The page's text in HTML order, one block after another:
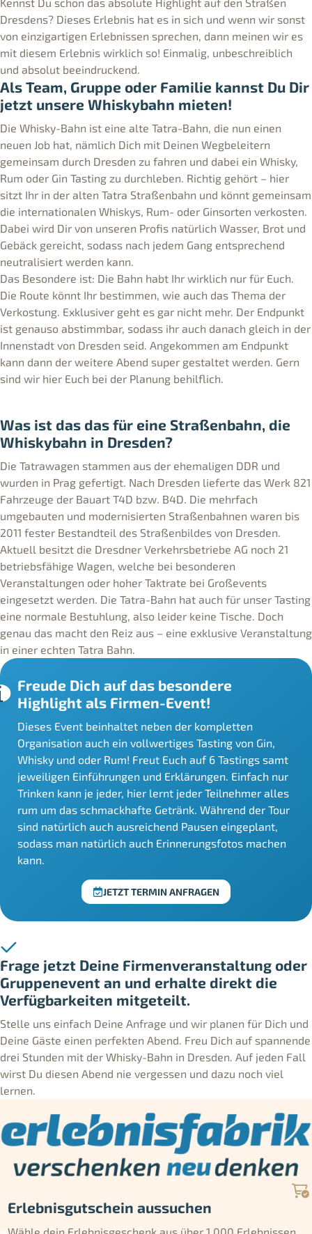
Dresdens? Dieses Erlebnis hat es in sich und wenn wir sonst
von einzigartigen Erlebnissen sprechen, dann meinen wir es
mit diesem Erlebnis wirklich so! Einmalig, unbeschreiblich
und absolut beeindruckend.
Als Team, Gruppe oder Familie kannst Du Dir
jetzt unsere Whiskybahn mieten!
Die Whisky-Bahn ist eine alte Tatra-Bahn, die nun einen
neuen Job hat, nämlich Dich mit Deinen Wegbeleitern
gemeinsam durch Dresden zu fahren und dabei ein Whisky,
Rum oder Gin Tasting zu durchleben. Richtig gehört – hier
sitzt Ihr in der alten Tatra Straßenbahn und könnt gemeinsam
die internationalen Whiskys, Rum- oder Ginsorten verkosten.
Dabei wird Dir von unseren Profis natürlich Wasser, Brot und
Gebäck gereicht, sodass nach jedem Gang entsprechend
neutralisiert werden kann.
Das Besondere ist: Die Bahn habt Ihr wirklich nur für Euch.
Die Route könnt Ihr bestimmen, wie auch das Thema der
Verkostung. Exklusiver geht es gar nicht mehr. Der Endpunkt
ist genauso abstimmbar, sodass ihr auch danach gleich in der
Innenstadt von Dresden seid. Angekommen am Endpunkt
kann dann der weitere Abend super gestaltet werden. Gern
sind wir hier Euch bei der Planung behilflich.
Was ist das das für eine Straßenbahn, die
Whiskybahn in Dresden?
Die Tatrawagen stammen aus der ehemaligen DDR und
wurden in Prag gefertigt. Nach Dresden lieferte das Werk 821
Fahrzeuge der Bauart T4D bzw. B4D. Die mehrfach
umgebauten und modernisierten Straßenbahnen waren bis
2011 fester Bestandteil des Straßenbildes von Dresden.
Aktuell besitzt die Dresdner Verkehrsbetriebe AG noch 21
betriebsfähige Wagen, welche bei besonderen
Veranstaltungen oder hoher Taktrate bei Großevents
eingesetzt werden. Die Tatra-Bahn hat auch für unser Tasting
eine normale Bestuhlung, also leider keine Tische. Doch
genau das macht den Reiz aus – eine exklusive Veranstaltung
in einer echten Tatra Bahn.
Freude Dich auf das besondere
Highlight als Firmen-Event!
Dieses Event beinhaltet neben der kompletten
Organisation auch ein vollwertiges Tasting von Gin,
Whisky und oder Rum! Freut Euch auf 6 Tastings samt
jeweiligen Einführungen und Erklärungen. Einfach nur
Trinken kann je jeder, hier lernt jeder Teilnehmer alles
rum um das schmackhafte Getränk. Während der Tour
sind natürlich auch ausreichend Pausen eingeplant,
sodass man natürlich auch Erinnerungsfotos machen
kann.
JETZT TERMIN ANFRAGEN
Frage jetzt Deine Firmenveranstaltung oder
Gruppenevent an und erhalte direkt die
Verfügbarkeiten mitgeteilt.
Stelle uns einfach Deine Anfrage und wir planen für Dich und
Deine Gäste einen perfekten Abend. Freu Dich auf spannende
drei Stunden mit der Whisky-Bahn in Dresden. Auf jeden Fall
wirst Du diesen Abend nie vergessen und dazu noch viel
lernen.
Erlebnisgutschein aussuchen
Wähle dein Erlebnisgeschenk aus über 1.000 Erlebnissen